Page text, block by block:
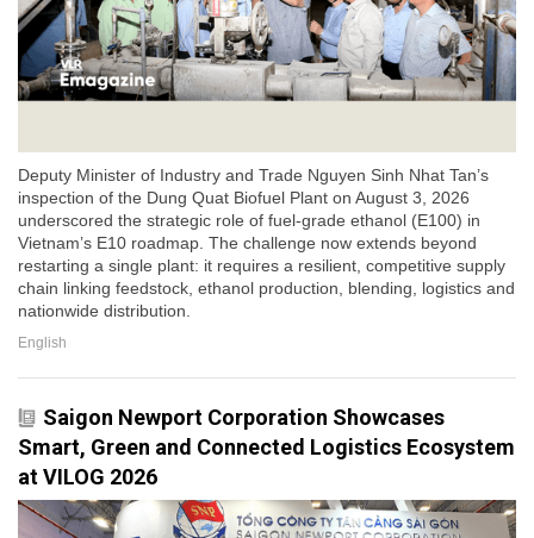
Deputy Minister of Industry and Trade Nguyen Sinh Nhat Tan’s
inspection of the Dung Quat Biofuel Plant on August 3, 2026
underscored the strategic role of fuel-grade ethanol (E100) in
Vietnam’s E10 roadmap. The challenge now extends beyond
restarting a single plant: it requires a resilient, competitive supply
chain linking feedstock, ethanol production, blending, logistics and
nationwide distribution.
English
Saigon Newport Corporation Showcases
Smart, Green and Connected Logistics Ecosystem
at VILOG 2026